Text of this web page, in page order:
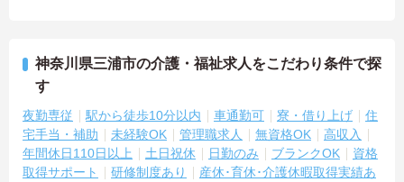
神奈川県三浦市の介護・福祉求人をこだわり条件で探
す
夜勤専従 駅から徒歩10分以内 車通勤可 寮・借り上げ
住
宅手当・補助
未経験OK 管理職求人 無資格OK
高収入
年間休日110日以上
土日祝休 日勤のみ ブランクOK
資格
取得サポート
研修制度あり
産休･育休･介護休暇取得実績あ